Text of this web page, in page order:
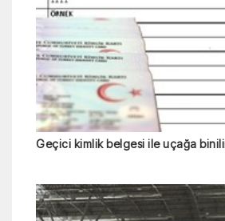
Geçici kimlik belgesi ile uçağa